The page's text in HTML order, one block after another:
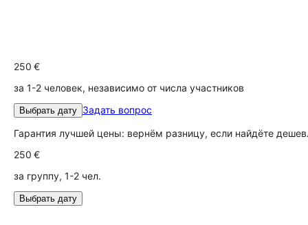
250 €
за 1-2 человек, независимо от числа участников
Выбрать дату Задать вопрос
Гарантия лучшей цены: вернём разницу, если найдёте
250 €
за группу, 1-2 чел.
Выбрать дату